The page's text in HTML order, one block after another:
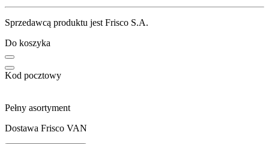
Sprzedawcą produktu jest Frisco S.A.
Do koszyka
Kod pocztowy
Pełny asortyment
Dostawa Frisco VAN